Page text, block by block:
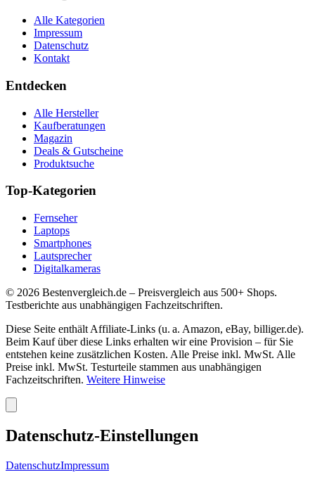
Alle Kategorien
Impressum
Datenschutz
Kontakt
Entdecken
Alle Hersteller
Kaufberatungen
Magazin
Deals & Gutscheine
Produktsuche
Top-Kategorien
Fernseher
Laptops
Smartphones
Lautsprecher
Digitalkameras
© 2026 Bestenvergleich.de – Preisvergleich aus 500+ Shops.
Testberichte aus unabhängigen Fachzeitschriften.
Diese Seite enthält Affiliate-Links (u. a. Amazon, eBay, billiger.de).
Beim Kauf über diese Links erhalten wir eine Provision – für Sie
entstehen keine zusätzlichen Kosten. Alle Preise inkl. MwSt. Alle
Preise inkl. MwSt. Testurteile stammen aus unabhängigen
Fachzeitschriften. Weitere Hinweise
Datenschutz-Einstellungen
DatenschutzImpressum